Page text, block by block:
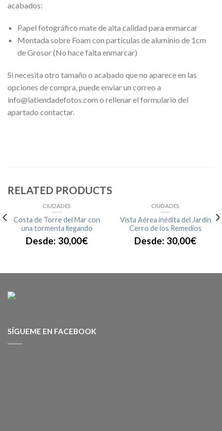
acabados:
Papel fotográfico mate de alta calidad para enmarcar
Montada sobre Foam con partículas de aluminio de 1cm
de Grosor (No hace falta enmarcar)
Si necesita otro tamaño o acabado que no aparece en las
opciones de compra, puede enviar un correo a
info@latiendadefotos.com o rellenar el formulario del
apartado contactar.
RELATED PRODUCTS
CIUDADES
Costa de Torre del Mar con
una tormenta llegando
Desde: 30,00€
CIUDADES
Vista Aérea inédita del Jardín
Cerro de los Remedios
Desde: 30,00€
SÍGUEME EN FACEBOOK